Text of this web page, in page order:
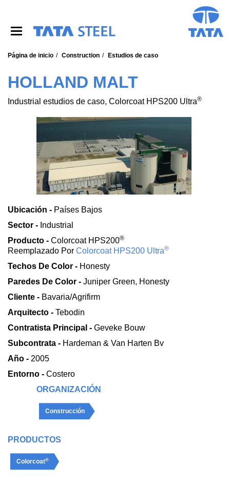
Página de inicio Construction Estudios de caso
HOLLAND MALT
Industrial estudios de caso, Colorcoat HPS200 Ultra®
Ubicación - Países Bajos
Sector - Industrial
Producto - Colorcoat HPS200®
Reemplazado Por Colorcoat HPS200 Ultra®
Techos De Color - Honesty
Paredes De Color - Juniper Green, Honesty
Cliente - Bavaria/Agrifirm
Arquitecto - Tebodin
Contratista Principal - Geveke Bouw
Subcontrata - Hardeman & Van Harten Bv
Año - 2005
Entorno - Costero
ORGANIZACIÓN
Construcción
PRODUCTOS
Colorcoat®